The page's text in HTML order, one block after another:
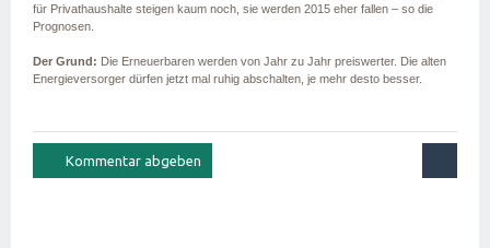
für Privathaushalte steigen kaum noch, sie werden 2015 eher fallen – so die
Prognosen.
Der Grund: Die Erneuerbaren werden von Jahr zu Jahr preiswerter. Die alten
Energieversorger dürfen jetzt mal ruhig abschalten, je mehr desto besser.